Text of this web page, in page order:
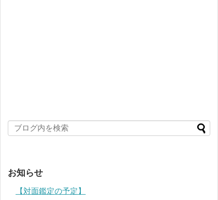
お知らせ
【対面鑑定の予定】